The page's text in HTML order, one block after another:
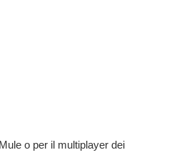
o per il multiplayer dei